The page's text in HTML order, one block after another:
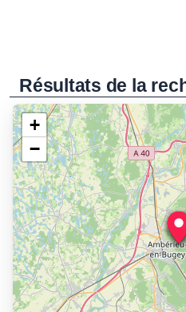
Résultats de la
+
−